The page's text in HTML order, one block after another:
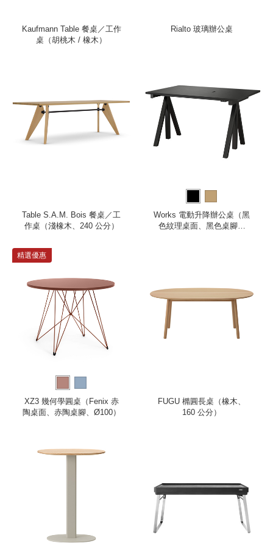
Kaufmann Table 餐桌／工作
桌（胡桃木 / 橡木）
Rialto 玻璃辦公桌
Table S.A.M. Bois 餐桌／工
作桌（淺橡木、240 公分）
Works 電動升降辦公桌（黑
色紋理桌面、黑色桌腳、
精選優惠
XZ3 幾何學圓桌（Fenix 赤
陶桌面、赤陶桌腳、Ø100）
FUGU 橢圓長桌（橡木、
160 公分）